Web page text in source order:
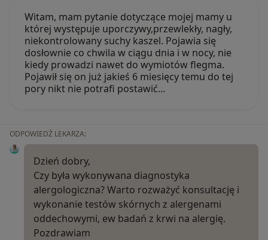
Witam, mam pytanie dotyczące mojej mamy u
której występuje uporczywy,przewlekły, nagły,
niekontrolowany suchy kaszel. Pojawia się
dosłownie co chwila w ciągu dnia i w nocy, nie
kiedy prowadzi nawet do wymiotów flegma.
Pojawił się on już jakieś 6 miesięcy temu do tej
pory nikt nie potrafi postawić…
ODPOWIEDŹ LEKARZA:
Dzień dobry,
Czy była wykonywana diagnostyka
alergologiczna? Warto rozważyć konsultację i
wykonanie testów skórnych z alergenami
oddechowymi, ew badań z krwi na alergię.
Pozdrawiam